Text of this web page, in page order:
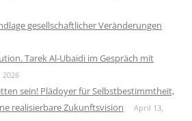
gesellschaftlicher Veränderungen
Tarek Al-Ubaidi im Gespräch mit
2026
sein! Plädoyer für Selbstbestimmtheit,
realisierbare Zukunftsvision
April 13,